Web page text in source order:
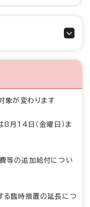
象が変わります
8月14日（金曜日）ま
等の追加給付につい
る臨時措置の延長につ